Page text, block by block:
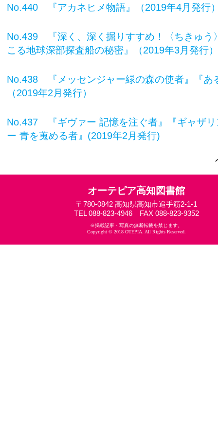
No.440 『アカネヒメ物語』（2019年4月発行
No.439 『深く、深く掘りすすめ！〈ちきゅう
こる地球深部探査船の秘密』（2019年3月発行）
No.438 『メッセンジャー緑の森の使者』『あ
（2019年2月発行）
No.437 『ギヴァー 記憶を注ぐ者』『ギャザリ
ー 青を蒐める者』(2019年2月発行)
オーテピア高知図書館
〒780-0842 高知県高知市追手筋2-1-1
TEL 088-823-4946 FAX 088-823-9352
※掲載記事・写真の無断転載を禁じます。
Copyright © 2018 OTEPIA. All Rights Reserved.